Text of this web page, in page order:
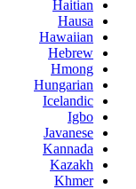
Haitian
Hausa
Hawaiian
Hebrew
Hmong
Hungarian
Icelandic
Igbo
Javanese
Kannada
Kazakh
Khmer